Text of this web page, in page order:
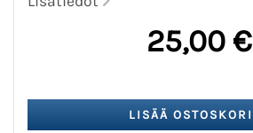
25,00 €